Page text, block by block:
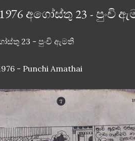
අගෝස්තු 23 - පුංචි
23 - පුංචි ඇමති
- Punchi Amathai